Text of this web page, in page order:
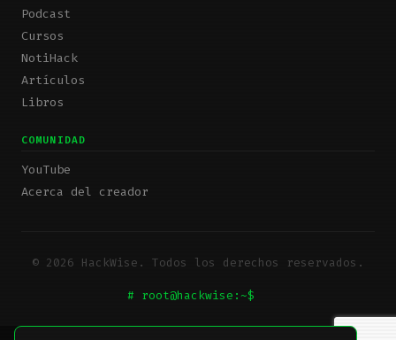
Podcast
Cursos
NotiHack
Artículos
Libros
COMUNIDAD
YouTube
Acerca del creador
© 2026 HackWise. Todos los derechos reservados.
# root@hackwise:~$